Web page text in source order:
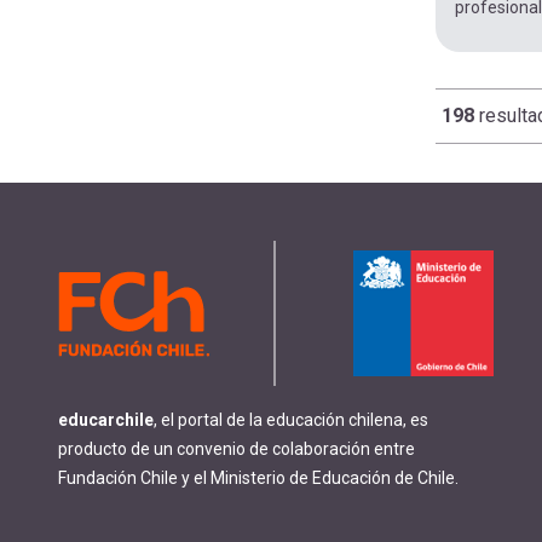
198
educarchile, el portal de la educación chilena, es
producto de un convenio de colaboración entre
Fundación Chile y el Ministerio de Educación de Chile.